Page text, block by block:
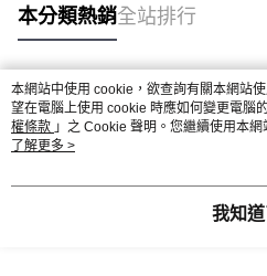
本分類熱銷全站排行
熱門標籤
本網站中使用 cookie，欲查詢有關本網站
望在電腦上使用 cookie 時應如何變更電腦
權條款 」之 Cookie 聲明。您繼續使用本
用條款之 Cookie 聲明使用 cookie。
了解更多 >
我知